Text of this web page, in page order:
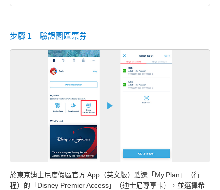
步驟 1 驗證園區票券
於東京迪士尼度假區官方 App（英文版）點選「My Plan」（行
程）的「Disney Premier Access」（迪士尼尊享卡），並選擇希